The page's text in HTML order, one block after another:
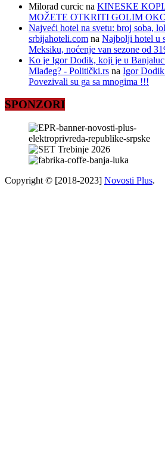
Milorad curcic na KINESKE
MOŽETE OTKRITI GOLIM
Najveći hotel na svetu: broj soba,
srbijahoteli.com na Najbolji hotel u
Meksiku, noćenje van sezone od
Ko je Igor Dodik, koji je u
Mlađeg? - Politički.rs na Igor Dodik
Povezivali su ga sa mnogima !!!
SPONZORI
Copyright © [2018-2023] Novosti Plus.